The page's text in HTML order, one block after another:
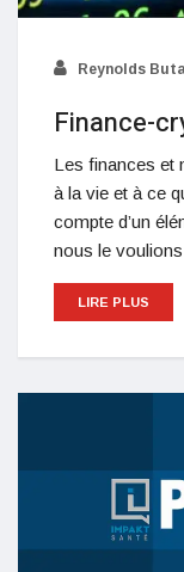
Reynolds
Finance-
Les finances et
à la vie et à ce
compte d’un
nous le
LIRE PLUS